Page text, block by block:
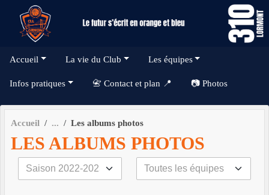
Accueil La vie du Club Les équipes
Infos pratiques 📇 Contact et plan 📍 📷 Photos
Accueil Les albums photos
LES ALBUMS PHOTOS
Panneau de gestion des cookies